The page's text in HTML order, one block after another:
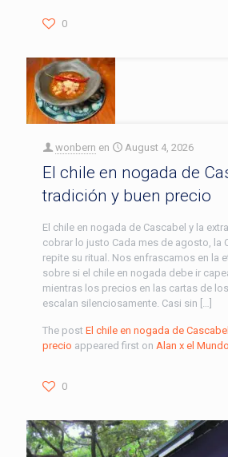
0
wonbern en August 4, 2026
El chile en nogada de
tradición y buen precio
El chile en nogada de Cascabel y la
cobrar lo justo Cada mes de agosto, la
repite su ritual. Nos enfrascamos en la
sobre si el chile en nogada debe ir
mientras los precios en las cartas de
escalan silenciosamente. Casi sin […]
The post El chile en nogada de
precio appeared first on Alan x el Mundo
0